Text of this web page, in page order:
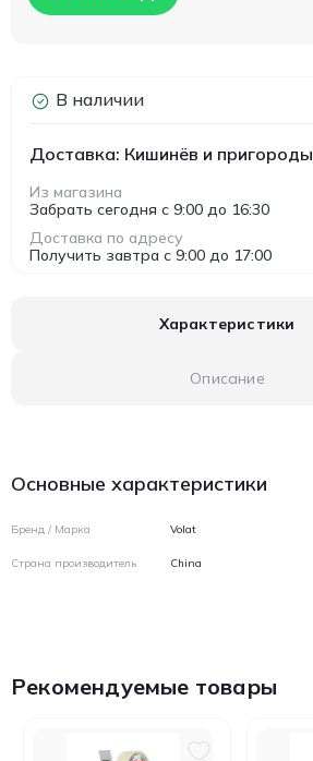
В наличии
Доставка: Кишинёв и пригороды
Из магазина
Забрать сегодня с 9:00 до 16:30
Доставка по адресу
Получить завтра с 9:00 до 17:00
Характеристики
Описание
Основные характеристики
Бренд / Марка Volat
Страна производитель China
Рекомендуемые товары